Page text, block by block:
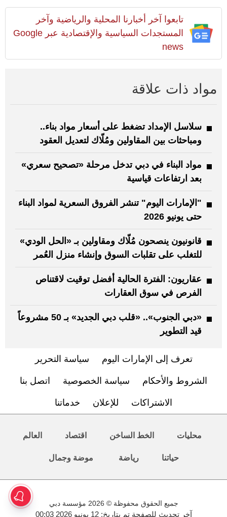
تابعوا آخر أخبارنا المحلية والرياضية وآخر
المستجدات السياسية والإقتصادية عبر Google
news
مواد ذات علاقة
سلاسل الإمداد تضغط على أسعار مواد بناء..
ومباحثات بين المقاولين ومُلّاك لتعديل العقود
مواد البناء في دبي تدخل مرحلة «تصحيح سعري»
بعد ارتفاعات قياسية
"الإمارات اليوم" تنشر الفروق السعرية لمواد البناء
حتى يونيو 2026
قانونيون ينصحون مُلّاك ومقاولين بـ «الحل الودي»
للتغلب على تقلبات السوق وإنشاء منزل العُمر
عقاريون: الفترة الحالية أفضل توقيت لاقتناص
الفرص في سوق العقارات
«دبي الجنوب».. «قلب دبي الجديد» بـ 50 مشروعاً
قيد التطوير
تعرف إلى الإمارات اليوم سياسة التحرير
الشروط والأحكام سياسة الخصوصية اتصل بنا
الاشتراكات للإعلان خدماتنا
محليات الخط الساخن اقتصاد العالم
حياتنا رياضة موضة وجمال
جميع الحقوق محفوظة © 2026 مؤسسة دبي
آخر تحديث للصفحة تم بتاريخ: 12 يونيو 2026 00:03